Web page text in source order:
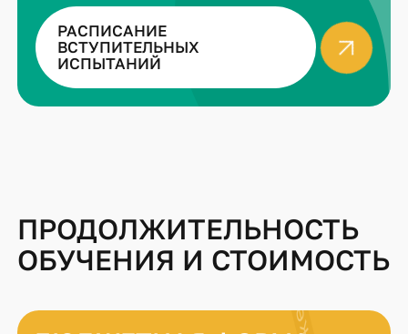
РАСПИСАНИЕ
ВСТУПИТЕЛЬНЫХ
ИСПЫТАНИЙ
ПРОДОЛЖИТЕЛЬНОСТЬ
ОБУЧЕНИЯ И СТОИМОСТЬ